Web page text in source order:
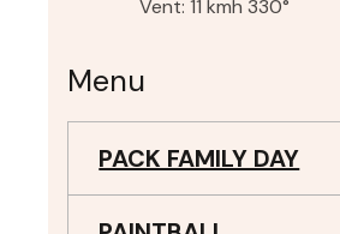
Vent: 11 kmh 330°
Menu
PACK FAMILY DAY